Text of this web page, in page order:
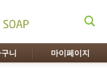
니 마이페이지